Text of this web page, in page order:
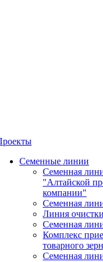
Семенные линии
Семенная
"Алтайской
компании"
Семенная
Линия
Семенная
Комплекс
товарного
Семенная